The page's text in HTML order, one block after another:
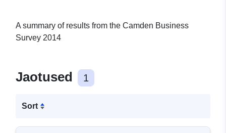
A summary of results from the Camden Business
Survey 2014
Jaotused 1
Sort